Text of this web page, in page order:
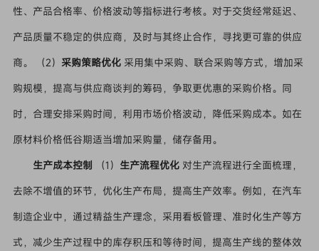
性、产品合格率、价格波动等指标进行考核。对于交货经常延迟、
产品质量不稳定的供应商，及时与其终止合作，寻找更可靠的供应
商。 （2） 采购策略优化采用集中采购、联合采购等方式，增加采
购规模，提高与供应商谈判的筹码，争取更优惠的采购价格。同
时，合理安排采购时间，利用市场价格波动，降低采购成本。如在
原材料价格低谷期适当增加采购量，储存备用。
生产成本控制 （1） 生产流程优化对生产流程进行全面梳理，
去除不增值的环节，优化生产布局，提高生产效率。例如，在汽车
制造企业中，通过精益生产理念，采用看板管理、准时化生产等方
式，减少生产过程中的库存积压和等待时间，提高生产线的整体效